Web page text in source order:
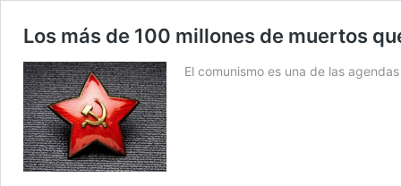
Los más de 100 millones de muertos
El comunismo es una de las